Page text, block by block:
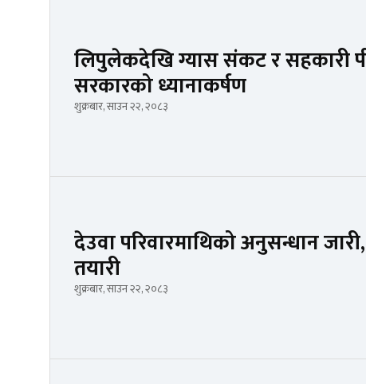
लिपुलेकदेखि ग्यास संकट र सहकारी
सरकारको ध्यानाकर्षण
शुक्रबार, साउन २२, २०८३
देउवा परिवारमाथिको अनुसन्धान
तयारी
शुक्रबार, साउन २२, २०८३